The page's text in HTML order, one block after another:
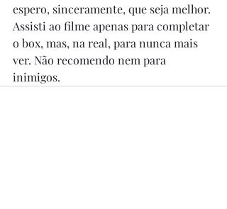
espero, sinceramente, que seja melhor.
Assisti ao filme apenas para completar
o box, mas, na real, para nunca mais
ver. Não recomendo nem para
inimigos.